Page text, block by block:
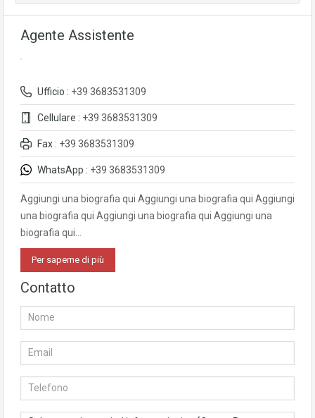
Agente Assistente
Ufficio : +39 3683531309
Cellulare : +39 3683531309
Fax : +39 3683531309
WhatsApp : +39 3683531309
Aggiungi una biografia qui Aggiungi una biografia qui Aggiungi
una biografia qui Aggiungi una biografia qui Aggiungi una
biografia qui…
Per saperne di più
Contatto